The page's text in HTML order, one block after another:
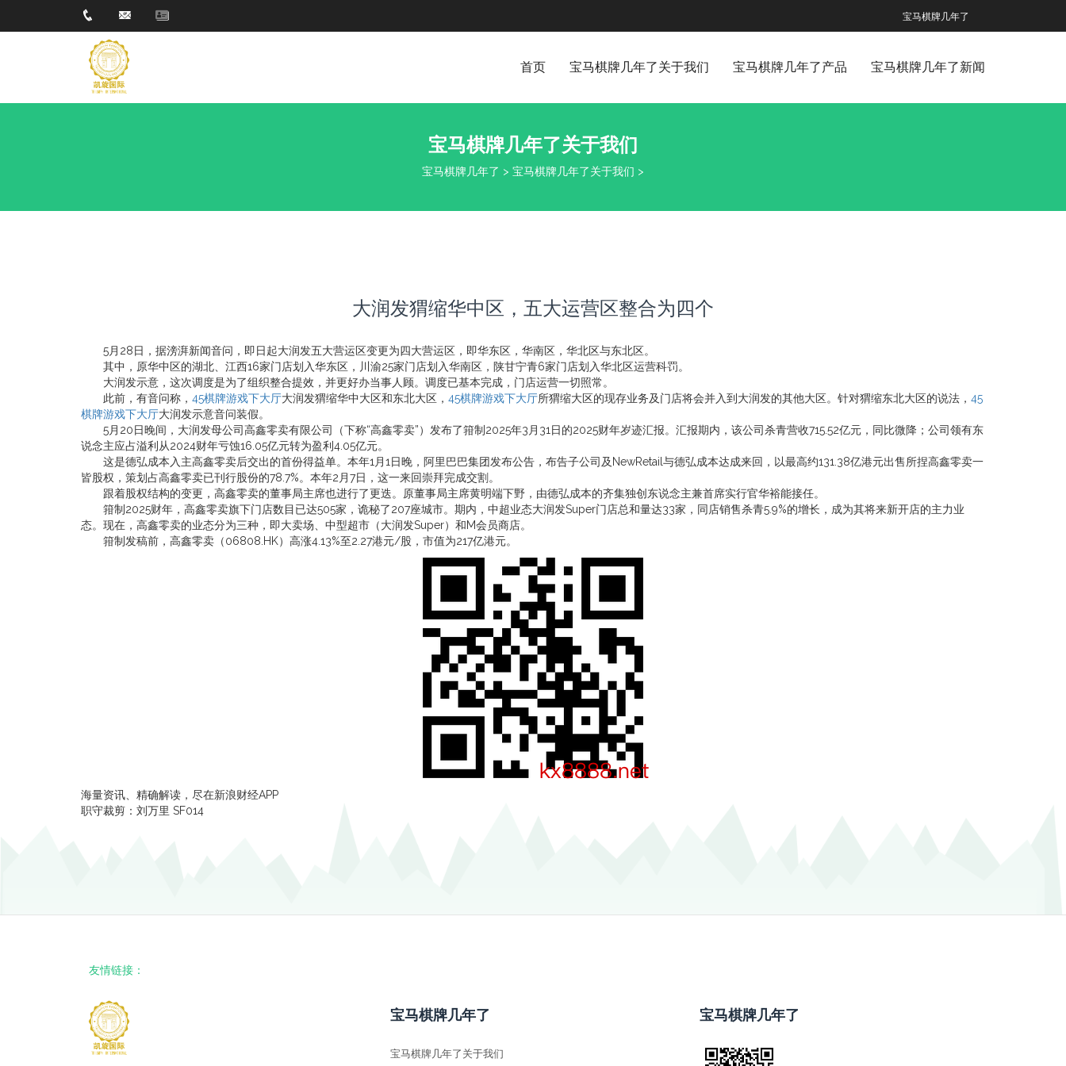
宝马棋牌几年了
首页 宝马棋牌几年了关于我们 宝马棋牌几年了产品 宝马棋牌几年了新闻
宝马棋牌几年了关于我们
宝马棋牌几年了 > 宝马棋牌几年了关于我们 >
大润发猬缩华中区，五大运营区整合为四个
5月28日，据滂湃新闻音问，即日起大润发五大营运区变更为四大营运区，即华东区，华南区，华北区与东北区。
其中，原华中区的湖北、江西16家门店划入华东区，川渝25家门店划入华南区，陕甘宁青6家门店划入华北区运营科罚。
大润发示意，这次调度是为了组织整合提效，并更好办当事人顾。调度已基本完成，门店运营一切照常。
此前，有音问称， 45棋牌游戏下大厅大润发猬缩华中大区和东北大区， 45棋牌游戏下大厅所猬缩大区的现存业务及门店将会并入到大润发的其他大区。针对猬缩东北大区的说法， 45
棋牌游戏下大厅大润发示意音问装假。
5月20日晚间，大润发母公司高鑫零卖有限公司（下称“高鑫零卖”）发布了箝制2025年3月31日的2025财年岁迹汇报。汇报期内，该公司杀青营收715.52亿元，同比微降；公司领有东
说念主应占溢利从2024财年亏蚀16.05亿元转为盈利4.05亿元。
这是德弘成本入主高鑫零卖后交出的首份得益单。本年1月1日晚，阿里巴巴集团发布公告，布告子公司及NewRetail与德弘成本达成来回，以最高约131.38亿港元出售所捏高鑫零卖一
皆股权，策划占高鑫零卖已刊行股份的78.7%。本年2月7日，这一来回崇拜完成交割。
跟着股权结构的变更，高鑫零卖的董事局主席也进行了更迭。原董事局主席黄明端下野，由德弘成本的齐集独创东说念主兼首席实行官华裕能接任。
箝制2025财年，高鑫零卖旗下门店数目已达505家，诡秘了207座城市。期内，中超业态大润发Super门店总和量达33家，同店销售杀青5.9%的增长，成为其将来新开店的主力业
态。现在，高鑫零卖的业态分为三种，即大卖场、中型超市（大润发Super）和M会员商店。
箝制发稿前，高鑫零卖（06808.HK）高涨4.13%至2.27港元/股，市值为217亿港元。
海量资讯、精确解读，尽在新浪财经APP
职守裁剪：刘万里 SF014
友情链接：
宝马棋牌几年了
宝马棋牌几年了关于我们
宝马棋牌几年了